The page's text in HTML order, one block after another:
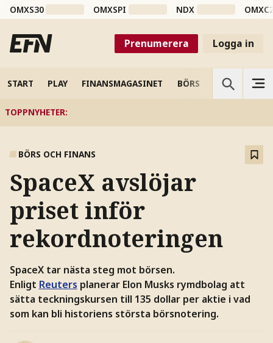
OMXS30 OMXSPI NDX
Prenumerera Logga in
START PLAY FINANSMAGASINET BÖRS VETENSKAP
TOPPNYHETER:
BÖRS OCH FINANS
SpaceX avslöjar
priset inför
rekordnoteringen
SpaceX tar nästa steg mot börsen.
Enligt Reuters planerar Elon Musks rymdbolag att
sätta teckningskursen till 135 dollar per aktie i vad
som kan bli historiens största börsnotering.